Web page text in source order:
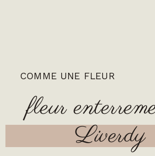
COMME UNE FLEUR
fleur
Liverdy